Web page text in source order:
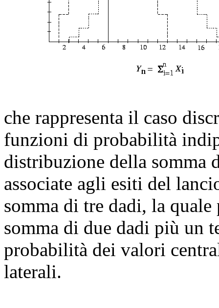
che rappresenta il caso
funzioni di probabilità
distribuzione della
associate agli esiti del
somma di tre dadi, la quale
somma di due dadi più un
probabilità dei valori
laterali.